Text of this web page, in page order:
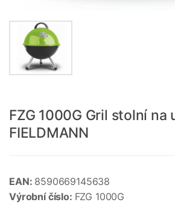
FZG 1000G Gril stolní na
FIELDMANN
EAN: 8590669145638
Výrobní číslo: FZG 1000G